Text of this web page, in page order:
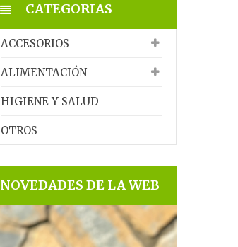
CATEGORIAS
ACCESORIOS
ALIMENTACIÓN
HIGIENE Y SALUD
OTROS
NOVEDADES DE LA WEB